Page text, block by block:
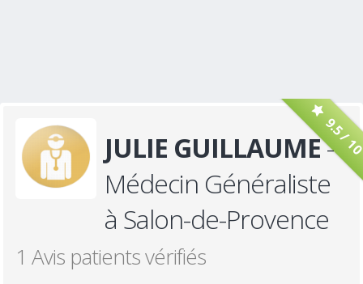
9.5 /
JULIE GUILLAUME-
Médecin Généraliste
à Salon-de-Provence
1 Avis patients vérifiés